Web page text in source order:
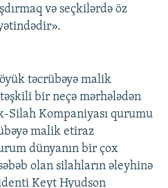
və seçkilərdə öz
təcrübəyə malik
bir neçə mərhələdən
Silah Kompaniyası qurumu
malik etiraz
dünyanın bir çox
olan silahların əleyhinə
Keyt Hyudson